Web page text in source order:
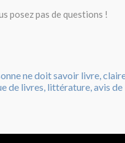
posez pas de questions !